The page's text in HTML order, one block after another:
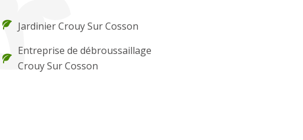
Jardinier Crouy Sur Cosson
Entreprise de débroussaillage
Crouy Sur Cosson